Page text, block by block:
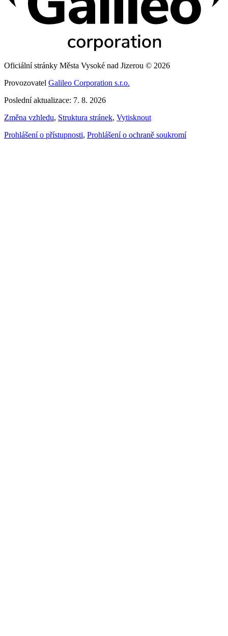
Oficiální stránky Města Vysoké nad Jizerou © 2026
Provozovatel Galileo Corporation s.r.o.
Poslední aktualizace: 7. 8. 2026
Změna vzhledu, Struktura stránek, Vytisknout
Prohlášení o přístupnosti, Prohlášení o ochraně soukromí